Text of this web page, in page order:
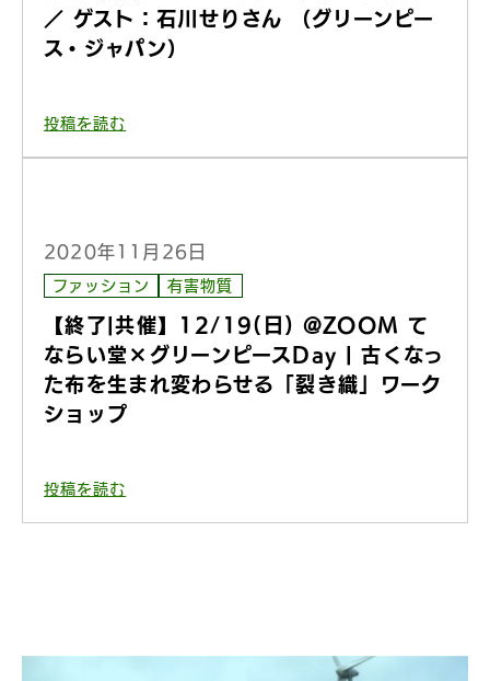
／ ゲスト：石川せりさん （グリーンピー
ス・ジャパン）
投稿を読む
2020年11月26日
ファッション 有害物質
【終了|共催】12/19(日) @ZOOM て
ならい堂×グリーンピースDay | 古くなっ
た布を生まれ変わらせる「裂き織」ワーク
ショップ
投稿を読む